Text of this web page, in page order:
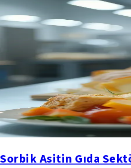
Sorbik Asitin Gıda